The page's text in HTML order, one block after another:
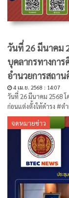
วันที่ 26 มีนาคม
บุคลากรทางกา
อำนวยการสถา
4 เม.ย. 2568 : 14:07
วันที่ 26 มีนาคม 2568
ก่อนแต่งตั้งให้ดำรง #ต
จดหมายข่าว